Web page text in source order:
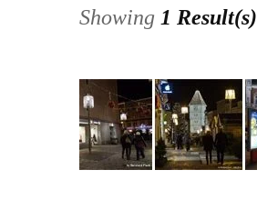
Showing 1 Result(s)